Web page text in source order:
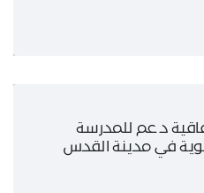
دعم للمدرسة
في مدينة القدس